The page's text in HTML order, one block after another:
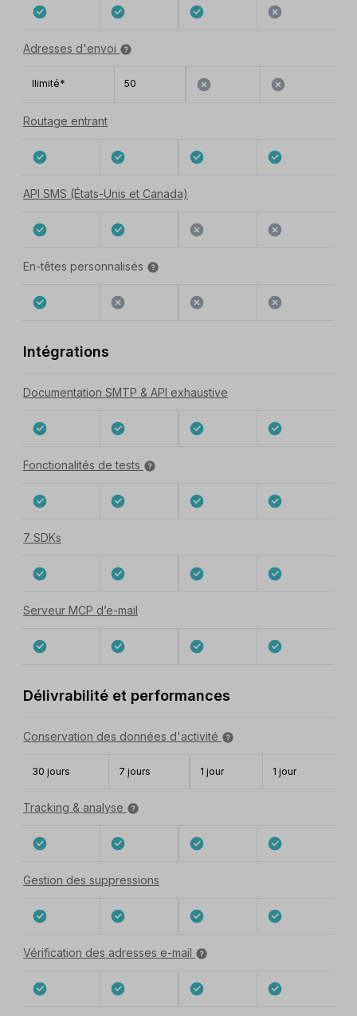
Adresses d'envoi
Ilimité* 50
Routage entrant
API SMS (États-Unis et Canada)
En-têtes personnalisés
Intégrations
Documentation SMTP & API exhaustive
Fonctionalités de tests
7 SDKs
Serveur MCP d’e-mail
Délivrabilité et performances
Conservation des données d'activité
30 jours 7 jours 1 jour 1 jour
Tracking & analyse
Gestion des suppressions
Vérification des adresses e-mail